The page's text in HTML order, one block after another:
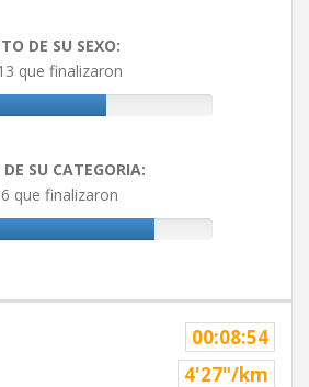
DE SU SEXO:
que finalizaron
SU CATEGORIA:
que finalizaron
00:08:54
4'27"/km